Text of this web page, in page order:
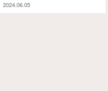
2024.06.05